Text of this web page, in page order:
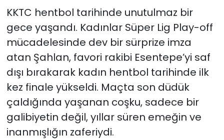
KKTC hentbol tarihinde unutulmaz bir
gece yaşandı. Kadınlar Süper Lig Play-off
mücadelesinde dev bir sürprize imza
atan Şahlan, favori rakibi Esentepe’yi saf
dışı bırakarak kadın hentbol tarihinde ilk
kez finale yükseldi. Maçta son düdük
çaldığında yaşanan coşku, sadece bir
galibiyetin değil, yıllar süren emeğin ve
inanmışlığın zaferiydi.
Magazin
Moda
Nöbetçi Eczaneler
Otomobil Dünyası
Politika
SAĞLIK